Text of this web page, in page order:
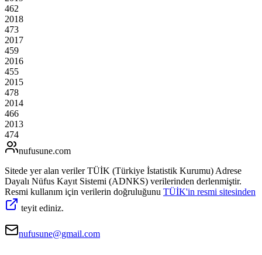
462
2018
473
2017
459
2016
455
2015
478
2014
466
2013
474
nufusune.com
Sitede yer alan veriler TÜİK (Türkiye İstatistik Kurumu) Adrese
Dayalı Nüfus Kayıt Sistemi (ADNKS) verilerinden derlenmiştir.
Resmi kullanım için verilerin doğruluğunu TÜİK'in resmi sitesinden
teyit ediniz.
nufusune@gmail.com